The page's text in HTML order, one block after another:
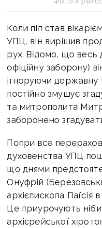
Коли піп став
УПЦ, він вирішив
рух. Відомо, що весь
офіційну заборону)
ігноруючи державну
постійно змушує
та митрополита
заборонено
Попри все
духовенства УПЦ
що днями
Онуфрій
архієпископа Паїсія
Це приурочують
архієрейської